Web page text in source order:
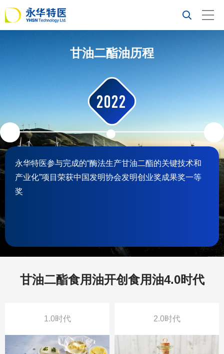
功能性油脂
产品与服务
市场趋势与洞察
新闻中心
联系我们
甘油二酯油历程
2021
永华特医成为国家体育总局冬季运动管理中心食用油供
应商，为冬奥运动员供好油；永华特医的甘油二酯油成
为国家公众营养改善项目办公室推荐的营养健康倡导产
甘油二酯食用油开创食用油4.0时代
1.0时代 2.0时代